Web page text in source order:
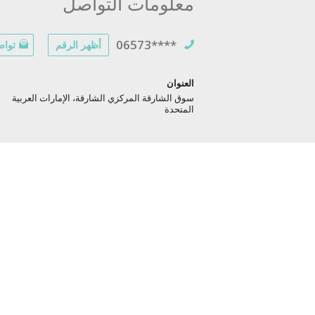
06573**** أظهر الرقم
العنوان
سوق الشارقة المركزي الشارقة، الإمارات العربية
المتحدة